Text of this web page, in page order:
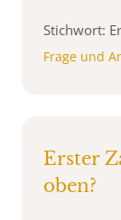
Stichwort:
Frage und
Erster
oben?